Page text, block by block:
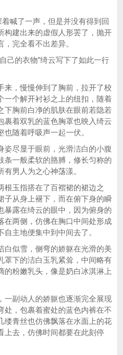
喊了一声，但是并没有得到回
构建出来的虚假人形罢了，抛开
完全看不出差异。
的衣物”绮云写下了如此一行
，慢慢伸到了胸前，拉开了校
一个解开衬衫之上的纽扣，随着
下胸前白净的肌肤在眼前若隐若
裹着双乳的蓝色胸罩也映入绮云
随着呼吸声一起一伏。
尽显于眼前，光滑洁白的小腹
条一般柔软的胳膊，修长匀称的
男人为之心神荡漾。
玉指搭在了百褶裙的裙边之
子从身上褪下，而在俯下身的瞬
暴露在绮云的眼中，因为俯身的
在两侧，仿佛在胸口中间处形成
主地便集中到中间去了。
似雪，侧弯的娇躯在光滑的美
罩下的洁白玉乳紧耸，中间略有
的粉嫩乳头，像是奶白冰淇淋上
副动人的娇躯也逐渐完全展现
处，包裹着蜜处的蓝色内裤在不
缕青丝也仿佛飘落在水面上的花
上去，仿佛时间都要在此刻停